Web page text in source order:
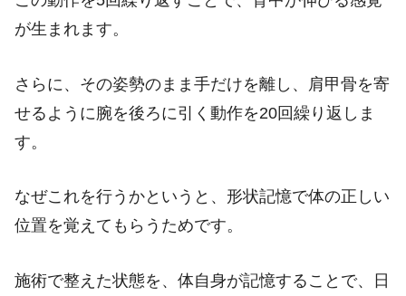
が生まれます。
さらに、その姿勢のまま手だけを離し、肩甲骨を寄
せるように腕を後ろに引く動作を20回繰り返しま
す。
なぜこれを行うかというと、形状記憶で体の正しい
位置を覚えてもらうためです。
施術で整えた状態を、体自身が記憶することで、日